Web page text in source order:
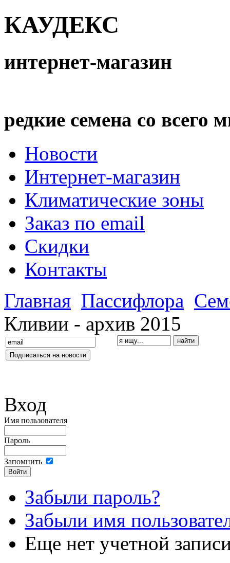
КАУДЕКС
интернет-магазин
редкие семена со всего
Новости
Интернет-магазин
Климатические зоны
Заказ по email
Скидки
Контакты
Главная Пассифлора
Кливии - архив 2015
Вход
Имя пользователя
Пароль
Запомнить
Забыли пароль?
Забыли имя
Еще нет учетной